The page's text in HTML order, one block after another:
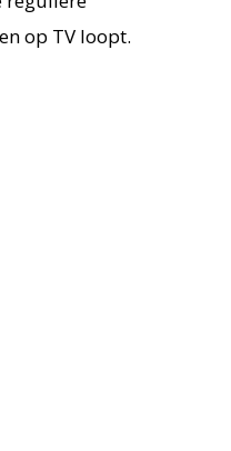
op TV loopt.